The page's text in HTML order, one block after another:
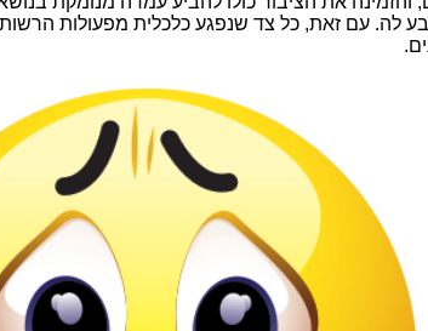
לה. עם זאת, כל צד שנפגע כלכלית מפעולות